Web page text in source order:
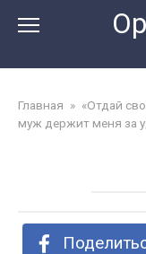
Главная » «Отдай
муж держит меня за